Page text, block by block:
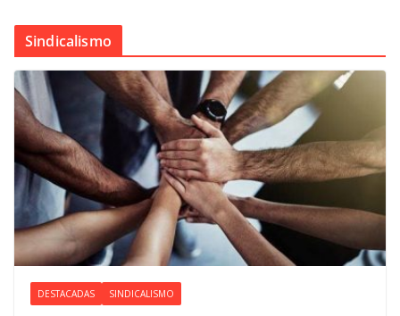
Sindicalismo
DESTACADAS SINDICALISMO